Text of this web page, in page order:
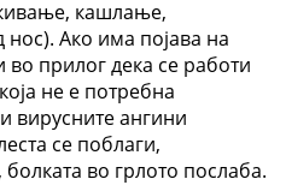
кашлање,
нос). Ако има појава на
прилог дека се работи
не е потребна
вирусните ангини
се поблаги,
во грлото послаба.